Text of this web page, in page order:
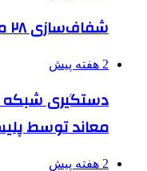
شفاف‌سازی ۲۸ میلیارد یورو تعهدات ارزی
2 هفته پیش
دستگیری شبکه
معاند توسط
2 هفته پیش